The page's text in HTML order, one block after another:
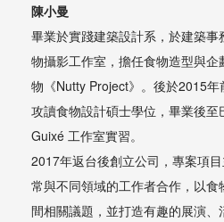
陳小曼
畢業於實踐建築設計系，於建築
物攝影工作室，擔任食物造型與
物《Nutty Project》。後於2015
攻讀食物設計碩士學位，畢業後
Guixé 工作室實習。
2017年返台後創立公司，專案項
常與不同領域的工作者合作，以
間相關議題，並打造有趣的展演